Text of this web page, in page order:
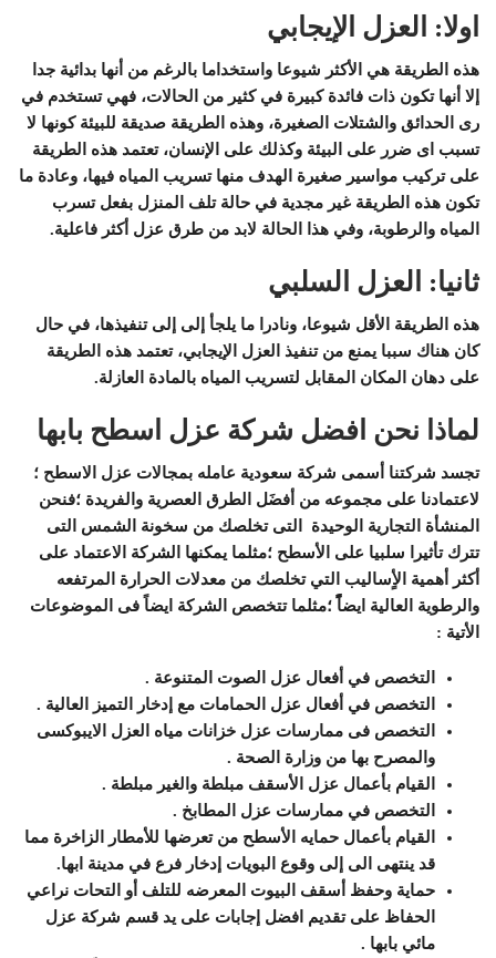
اولا: العزل الإيجابي
هذه الطريقة هي الأكثر شيوعا واستخداما بالرغم من أنها بدائية جدا
إلا أنها تكون ذات فائدة كبيرة في كثير من الحالات، فهي تستخدم في
رى الحدائق والشتلات الصغيرة، وهذه الطريقة صديقة للبيئة كونها لا
تسبب اى ضرر على البيئة وكذلك على الإنسان، تعتمد هذه الطريقة
على تركيب مواسير صغيرة الهدف منها تسريب المياه فيها، وعادة ما
تكون هذه الطريقة غير مجدية في حالة تلف المنزل بفعل تسرب
المياه والرطوبة، وفي هذا الحالة لابد من طرق عزل أكثر فاعلية.
ثانيا: العزل السلبي
هذه الطريقة الأقل شيوعا، ونادرا ما يلجأ إلى إلى تنفيذها، في حال
كان هناك سببا يمنع من تنفيذ العزل الإيجابي، تعتمد هذه الطريقة
على دهان المكان المقابل لتسريب المياه بالمادة العازلة.
لماذا نحن افضل شركة عزل اسطح بابها
تجسد شركتنا أسمى شركة سعودية عامله بمجالات عزل الاسطح ؛
لاعتمادنا على مجموعه من أفضَل الطرق العصرية والفريدة ؛فنحن
المنشأة التجارية الوحيدة التى تخلصك من سخونة الشمس التى
تترك تأثيرا سلبيا على الأسطح ؛مثلما يمكنها الشركة الاعتماد على
أكثر أهمية الأٍساليب التي تخلصك من معدلات الحرارة المرتفعه
والرطوية العالية ايضاًًً ؛مثلما تتخصص الشركة ايضاً فى الموضوعات
الأتية :
التخصص في أفعال عزل الصوت المتنوعة .
التخصص في أفعال عزل الحمامات مع إدخار التميز العالية .
التخصص فى ممارسات عزل خزانات مياه العزل الايبوكسى
والمصرح بها من وزارة الصحة .
القيام بأعمال عزل الأسقف مبلطة والغير مبلطة .
التخصص في ممارسات عزل المطابخ .
القيام بأعمال حمايه الأسطح من تعرضها للأمطار الزاخرة مما
قد ينتهى الى إلى وقوع البويات إدخار فرع في مدينة ابها.
حماية وحفظ أسقف البيوت المعرضه للتلف أو التحات نراعي
الحفاظ على تقديم افضل إجابات على يد قسم شركة عزل
مائي بابها .